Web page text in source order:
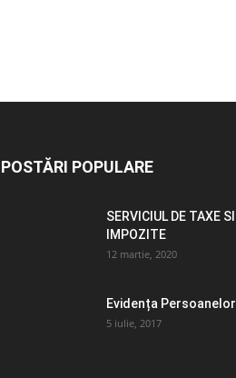
POSTĂRI POPULARE
SERVICIUL DE TAXE SI
IMPOZITE
12 martie, 2020
Evidența Persoanelor
5 iulie, 2017